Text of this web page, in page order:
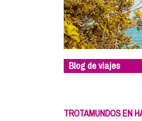
Blog de viajes
TROTAMUNDOS EN